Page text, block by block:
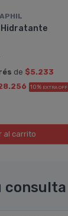
Hidratante
de $5.233
10% EXTRA OFF
al carrito
consulta